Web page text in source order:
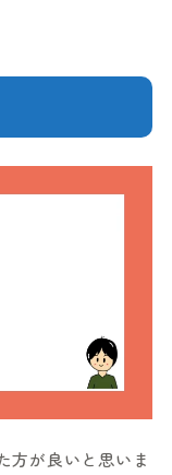
方が良いと思いま